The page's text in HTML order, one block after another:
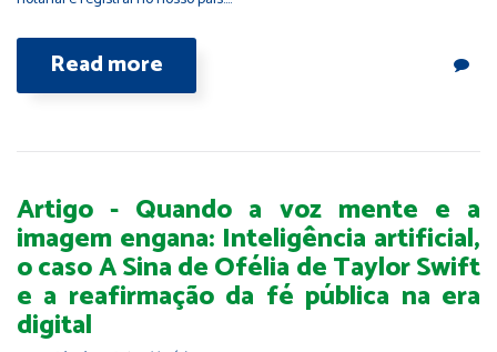
Read more
Artigo - Quando a voz mente e a
imagem engana: Inteligência artificial,
o caso A Sina de Ofélia de Taylor Swift
e a reafirmação da fé pública na era
digital